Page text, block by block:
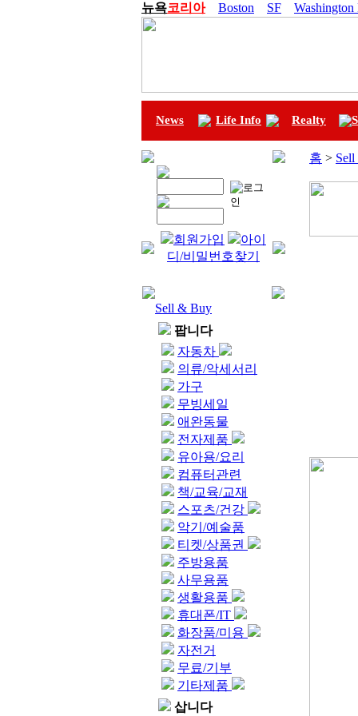
뉴욕코리아 Boston SF
News Life Info Realty
회원가입
아이
디/비밀번호찾기
Sell & Buy
팝니다
자동차
의류/악세서리
가구
무빙세일
애완동물
전자제품
유아용/요리
컴퓨터관련
책/교육/교재
스포츠/건강
악기/예술품
티켓/상품권
주방용품
사무용품
생활용품
휴대폰/IT
화장품/미용
자전거
무료/기부
기타제품
삽니다
홈 >